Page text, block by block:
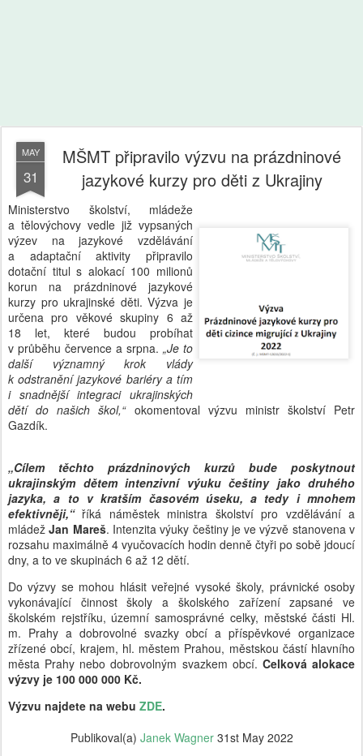
MAY
31
MŠMT připravilo výzvu na prázdninové
jazykové kurzy pro děti z Ukrajiny
Ministerstvo školství, mládeže
a tělovýchovy vedle již vypsaných
výzev na jazykové vzdělávání
a adaptační aktivity připravilo
dotační titul s alokací 100 milionů
korun na prázdninové jazykové
kurzy pro ukrajinské děti. Výzva je
určena pro věkové skupiny 6 až
18 let, které budou probíhat
v průběhu července a srpna. „Je to
další významný krok vlády
k odstranění jazykové bariéry a tím
i snadnější integraci ukrajinských
dětí do našich škol,“okomentoval výzvu ministr školství Petr
Gazdík.
„Cílem těchto prázdninových kurzů bude poskytnout
ukrajinským dětem intenzivní výuku češtiny jako druhého
jazyka, a to v kratším časovém úseku, a tedy i mnohem
efektivněji,“říká náměstek ministra školství pro vzdělávání a
mládežJan Mareš. Intenzita výuky češtiny je ve výzvě stanovena v
rozsahu maximálně 4 vyučovacích hodin denně čtyři po sobě jdoucí
dny, a to ve skupinách 6 až 12 dětí.
Do výzvy se mohou hlásit veřejné vysoké školy, právnické osoby
vykonávající činnost školy a školského zařízení zapsané ve
školském rejstříku, územní samosprávné celky, městské části Hl.
m. Prahy a dobrovolné svazky obcí a příspěvkové organizace
zřízené obcí, krajem, hl. městem Prahou, městskou částí hlavního
města Prahy nebo dobrovolným svazkem obcí. Celková alokace
výzvy je 100 000 000 Kč.
Výzvu najdete na webu ZDE.
Publikoval(a) Janek Wagner 31st May 2022